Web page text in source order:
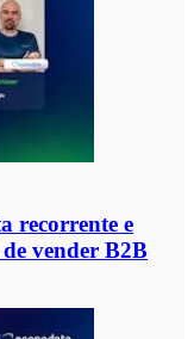
recorrente e
vender B2B